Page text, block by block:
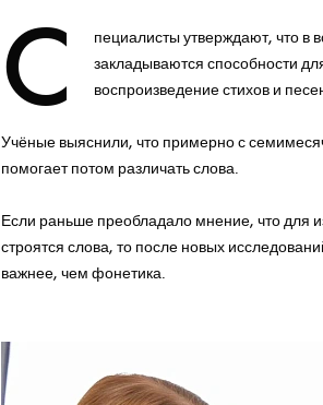
C
пециалисты утверждают, что в
закладываются способности
воспроизведение стихов и
Учёные выяснили, что примерно с
помогает потом различать слова.
Если раньше преобладало мнение, что для
строятся слова, то после новых
важнее, чем фонетика.